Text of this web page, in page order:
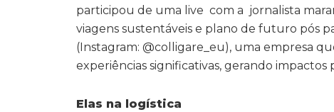
participou de uma live com a jornalista
viagens sustentáveis e plano de futuro pós
(Instagram: @colligare_eu), uma empresa
experiências significativas, gerando impactos
Elas na logística